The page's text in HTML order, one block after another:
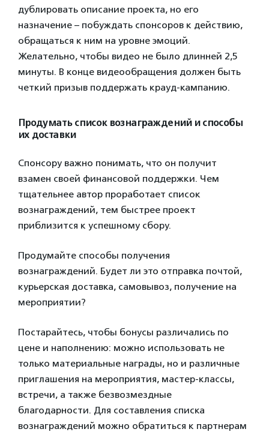
дублировать описание проекта, но его
назначение – побуждать спонсоров к действию,
обращаться к ним на уровне эмоций.
Желательно, чтобы видео не было длинней 2,5
минуты. В конце видеообращения должен быть
четкий призыв поддержать крауд-кампанию.
Продумать список вознаграждений и способы
их доставки
Спонсору важно понимать, что он получит
взамен своей финансовой поддержки. Чем
тщательнее автор проработает список
вознаграждений, тем быстрее проект
приблизится к успешному сбору.
Продумайте способы получения
вознаграждений. Будет ли это отправка почтой,
курьерская доставка, самовывоз, получение на
мероприятии?
Постарайтесь, чтобы бонусы различались по
цене и наполнению: можно использовать не
только материальные награды, но и различные
приглашения на мероприятия, мастер-классы,
встречи, а также безвозмездные
благодарности. Для составления списка
вознаграждений можно обратиться к партнерам